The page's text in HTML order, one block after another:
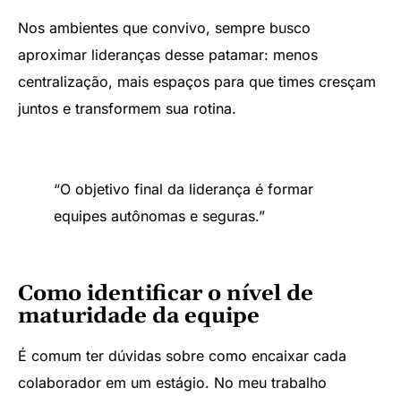
Nos ambientes que convivo, sempre busco
aproximar lideranças desse patamar: menos
centralização, mais espaços para que times cresçam
juntos e transformem sua rotina.
“O objetivo final da liderança é formar
equipes autônomas e seguras.”
Como identificar o nível de
maturidade da equipe
É comum ter dúvidas sobre como encaixar cada
colaborador em um estágio. No meu trabalho